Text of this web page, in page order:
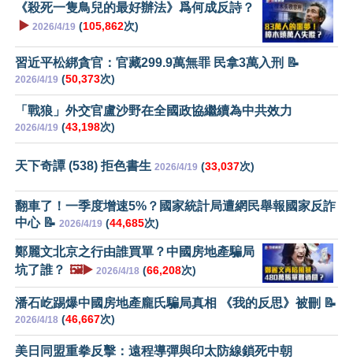
《殺死一隻鳥兒的最好辦法》爲何成反詩？
▶️ 2026/4/19 (105,862次)
習近平松綁貪官：官藏299.9萬無罪 民拿3萬入刑 📝
2026/4/19 (50,373次)
「戰狼」外交官盧沙野在全國政協繼續為中共效力
2026/4/19 (43,198次)
天下奇譚 (538) 拒色書生 2026/4/19 (33,037次)
翻車了！一季度增速5%？國家統計局遭網民舉報國家反詐
中心 📝 2026/4/19 (44,685次)
鄭麗文北京之行由誰買單？中國房地產騙局
坑了誰？ 🖼️▶️ 2026/4/18 (66,208次)
潘石屹踢爆中國房地產龐氏騙局真相 《我的反思》被刪 📝
2026/4/18 (46,667次)
美日同盟重拳反擊：遠程導彈與印太防線鎖死中朝